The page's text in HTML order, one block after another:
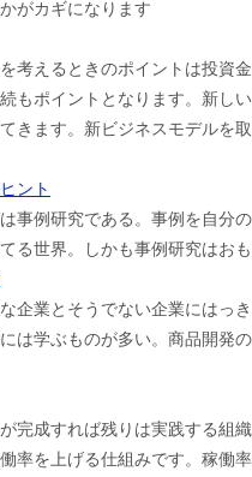
がカギになります
考えるときのポイントは投資
もポイントとなります。新し
きます。新ビジネスモデルを
ント
事例研究である。事例を自分
る世界。しかも事例研究はお
企業とそうでない企業にはっ
は学ぶものが多い。商品開発
完成すれば残りは実践する組
率を上げる仕組みです。稼働